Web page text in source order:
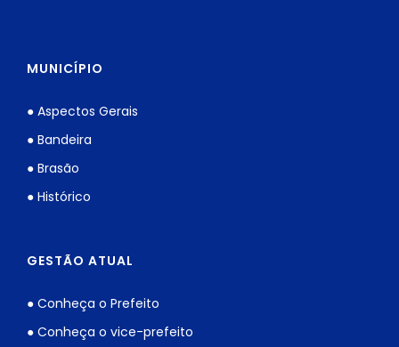
MUNICÍPIO
● Aspectos Gerais
● Bandeira
● Brasão
● Histórico
GESTÃO ATUAL
● Conheça o Prefeito
● Conheça o vice-prefeito